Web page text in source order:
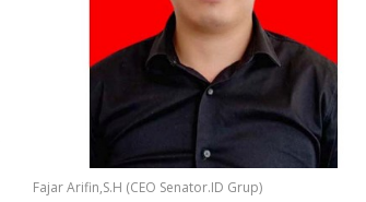
Fajar Arifin,S.H (CEO Senator.ID Grup)